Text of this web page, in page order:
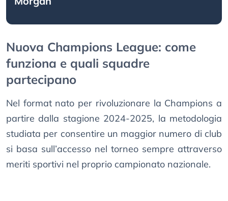
Nuova Champions League: come
funziona e quali squadre
partecipano
Nel format nato per rivoluzionare la Champions a
partire dalla stagione 2024-2025, la metodologia
studiata per consentire un maggior numero di club
si basa sull’accesso nel torneo sempre attraverso
meriti sportivi nel proprio campionato nazionale.